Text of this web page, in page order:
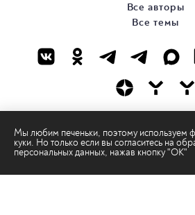
Мы любим печеньки, поэтому используем
куки. Но только если вы согласитесь на
персональных данных, нажав кнопку "ОК"
Все авторы
Все темы
© ООО «ТРК «2Х2»,
Правовая